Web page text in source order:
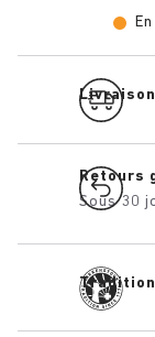
Retours
Sous 30